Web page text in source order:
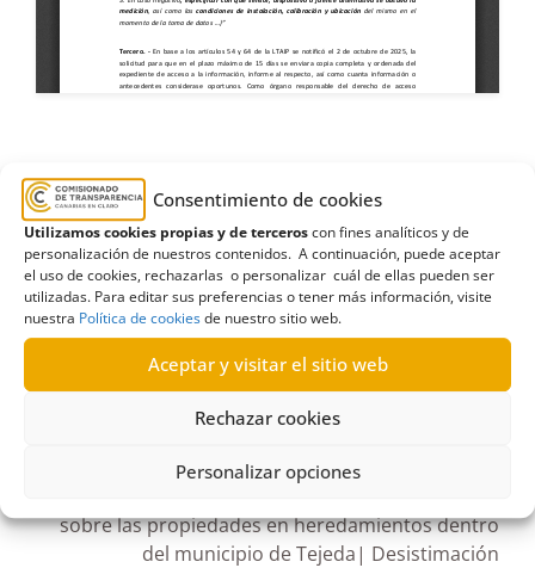
Consentimiento de cookies
Utilizamos cookies propias y de terceroscon fines analíticos y de
personalización de nuestros contenidos. A continuación, puede aceptar
el uso de cookies, rechazarlas o personalizar cuál de ellas pueden ser
utilizadas. Para editar sus preferencias o tener más información, visite
nuestra Política de cookiesde nuestro sitio web.
Aceptar y visitar el sitio web
Rechazar cookies
Personalizar opciones
2025,agosto
Canaria,Radiotelevisión Canaria
temperatura ,Terminación
R505/2021
sobre las propiedades en heredamientos dentro
del municipio de Tejeda| Desistimación